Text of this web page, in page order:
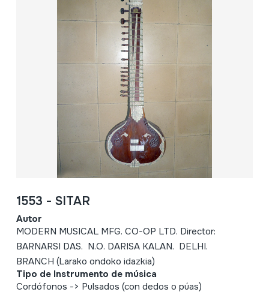
1553 - SITAR
Autor
MODERN MUSICAL MFG. CO-OP LTD. Director:
BARNARSI DAS. N.O. DARISA KALAN. DELHI.
BRANCH (Larako ondoko idazkia)
Tipo de Instrumento de música
Cordófonos -> Pulsados (con dedos o púas)